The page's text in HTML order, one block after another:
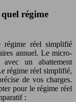
régime
réel simplifié
annuel. Le micro-
un abattement
régime réel simplifié,
de vos charges.
pour le régime réel
: